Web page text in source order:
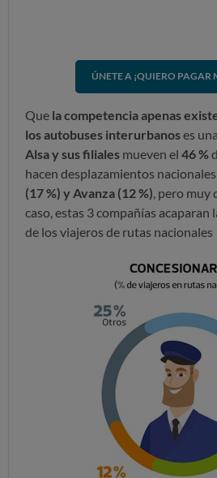
ÚNETE A ¡QUIERO PAGAR
Que la competencia apenas
los autobuses interurbanoses
Alsa y sus filiales mueven el 46 %
hacen desplazamientos
(17 %) y Avanza (12 %) , pero
caso, estas 3 compañías acaparan
de los viajeros de rutas nacionales